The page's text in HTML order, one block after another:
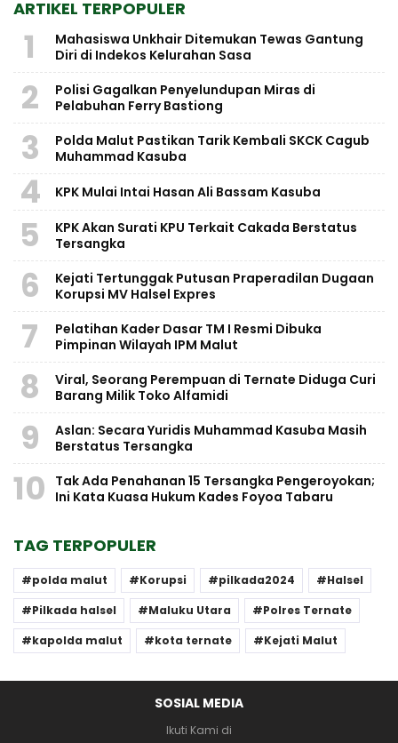
ARTIKEL TERPOPULER
1
Mahasiswa Unkhair Ditemukan Tewas Gantung
Diri di Indekos Kelurahan Sasa
2
Polisi Gagalkan Penyelundupan Miras di
Pelabuhan Ferry Bastiong
3
Polda Malut Pastikan Tarik Kembali SKCK Cagub
Muhammad Kasuba
4 KPK Mulai Intai Hasan Ali Bassam Kasuba
5
KPK Akan Surati KPU Terkait Cakada Berstatus
Tersangka
6
Kejati Tertunggak Putusan Praperadilan Dugaan
Korupsi MV Halsel Expres
7
Pelatihan Kader Dasar TM I Resmi Dibuka
Pimpinan Wilayah IPM Malut
8
Viral, Seorang Perempuan di Ternate Diduga Curi
Barang Milik Toko Alfamidi
9
Aslan: Secara Yuridis Muhammad Kasuba Masih
Berstatus Tersangka
10
Tak Ada Penahanan 15 Tersangka Pengeroyokan;
Ini Kata Kuasa Hukum Kades Foyoa Tabaru
TAG TERPOPULER
polda malut Korupsi pilkada2024
Halsel
Pilkada halsel
Maluku Utara
Polres Ternate
kapolda malut
kota ternate Kejati Malut
SOSIAL MEDIA
Ikuti Kami di